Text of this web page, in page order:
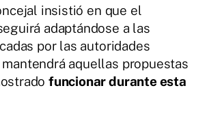
insistió en que el
adaptándose a las
por las autoridades
aquellas propuestas
funcionar durante esta